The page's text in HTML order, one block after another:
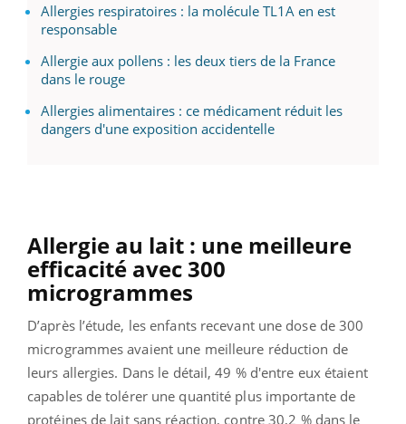
Allergies respiratoires : la molécule TL1A en est
responsable
Allergie aux pollens : les deux tiers de la France
dans le rouge
Allergies alimentaires : ce médicament réduit les
dangers d'une exposition accidentelle
Allergie au lait : une meilleure
efficacité avec 300
microgrammes
D’après l’étude, les enfants recevant une dose de 300
microgrammes avaient une meilleure réduction de
leurs allergies. Dans le détail, 49 % d'entre eux étaient
capables de tolérer une quantité plus importante de
protéines de lait sans réaction, contre 30,2 % dans le